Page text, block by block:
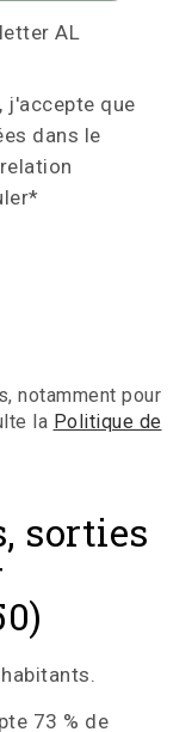
AL
j'accepte que
dans le
notamment pour
la Politique de
sorties
73 % de